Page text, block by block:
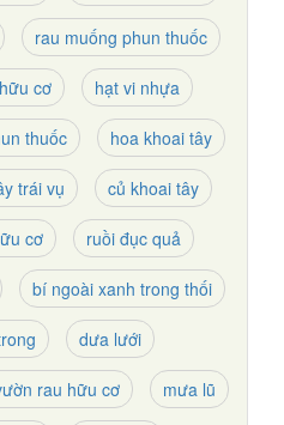
rau muống phun thuốc
cơ hạt vi nhựa
thuốc hoa khoai tây
trái vụ củ khoai tây
cơ ruồi đục quả
bí ngoài xanh trong thối
dưa lưới
rau hữu cơ mưa lũ